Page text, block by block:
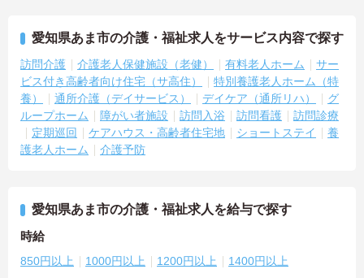
愛知県あま市の介護・福祉求人をサービス内容で探す
訪問介護 介護老人保健施設（老健） 有料老人ホーム
サー
ビス付き高齢者向け住宅（サ高住）
特別養護老人ホーム（特
養）
通所介護（デイサービス） デイケア（通所リハ）
グ
ループホーム
障がい者施設 訪問入浴 訪問看護
訪問診療
定期巡回
ケアハウス・高齢者住宅地 ショートステイ
養
護老人ホーム
介護予防
愛知県あま市の介護・福祉求人を給与で探す
時給
850円以上 1000円以上 1200円以上 1400円以上